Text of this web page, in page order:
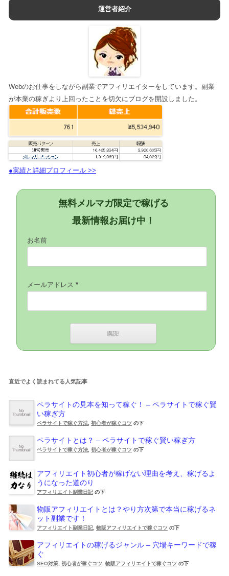
運営者紹介
Webのお仕事をしながら副業でアフィリエイターをしています。副業
が本業の稼ぎより上回ったことを切欠にブログを開設しました。
●実績と詳細プロフィール >>
無料メルマガ限定で稼げる
最新情報お届け中！
お名前
メールアドレス *
直近でよく読まれてる人気記事
ペラサイトの見本を知って稼ぐ！ – ペラサイトで稼ぐ賢
い稼ぎ方
ペラサイトで稼ぐ方法, 初心者が稼ぐコツ の下
ペラサイトとは？ – ペラサイトで稼ぐ賢い稼ぎ方
ペラサイトで稼ぐ方法, 初心者が稼ぐコツ の下
アフィリエイト初心者が稼げない理由を考え、稼げるよ
うになった道のり
アフィリエイト副業日記 の下
物販アフィリエイトとは？やり方次第で本当に稼げるネ
ット副業です！
アフィリエイト副業日記, 物販アフィリエイトで稼ぐコツ の下
アフィリエイトの稼げるジャンル – 穴場キーワードで稼
ぐ
SEO対策, 初心者が稼ぐコツ, 物販アフィリエイトで稼ぐコツ の下